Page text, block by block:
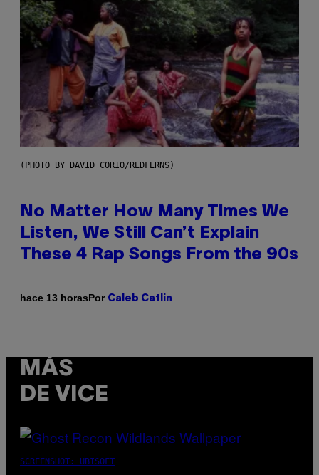
(PHOTO BY DAVID CORIO/REDFERNS)
No Matter How Many Times We
Listen, We Still Can’t Explain
These 4 Rap Songs From the 90s
hace 13 horasPor Caleb Catlin
MÁS
DE VICE
SCREENSHOT: UBISOFT